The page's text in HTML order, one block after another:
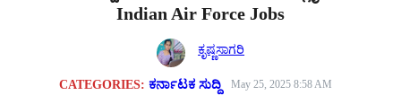
Indian Air Force Jobs
ಕೃಷ್ಣಸಾಗರಿ
CATEGORIES:ಕರ್ನಾಟಕ ಸುದ್ದಿ May 25, 2025 8:58 AM